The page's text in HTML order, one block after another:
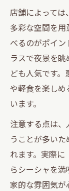
店舗によって
多彩な空間を
べるのがポイ
ラスで夜景を
ども人気です
や軽食を楽しめ
います。
注意する点は
うことが多い
れます。実際
らシーシャを
家的な雰囲気